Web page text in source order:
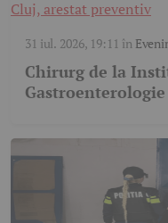
31 iul. 2026, 19:11 în
Chirurg de la